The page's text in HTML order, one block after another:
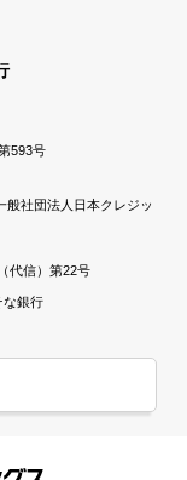
593号
社団法人日本クレジッ
代信）第22号
な銀行